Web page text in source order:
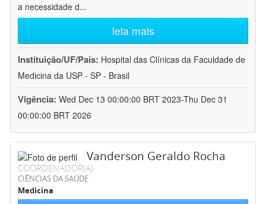
a necessidade d...
leia mais
Instituição/UF/País: Hospital das Clínicas da Faculdade de
Medicina da USP - SP - Brasil
Vigência: Wed Dec 13 00:00:00 BRT 2023-Thu Dec 31
00:00:00 BRT 2026
Vanderson Geraldo Rocha
COORDENADOR(A)
CIÊNCIAS DA SAÚDE
Medicina